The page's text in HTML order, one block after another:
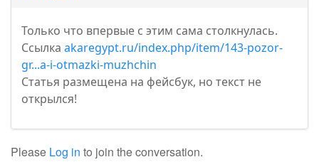
Только что впервые с этим сама столкнулась.
Ссылка akaregypt.ru/index.php/item/143-pozor-
gr...a-i-otmazki-muzhchin
Статья размещена на фейсбук, но текст не
открылся!
Please Log in to join the conversation.